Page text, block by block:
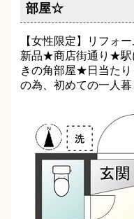
部屋☆
【女性限定】リフォ
新品★商店街通り★駅
きの角部屋★日当た
の為、初めての一人暮